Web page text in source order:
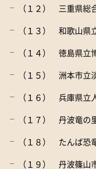
（１２） 三重県総
（１３） 和歌山県
（１４） 徳島県立
（１５） 洲本市立
（１６） 兵庫県立
（１７） 丹波竜の
（１８） たんば恐
（１９） 丹波篠山